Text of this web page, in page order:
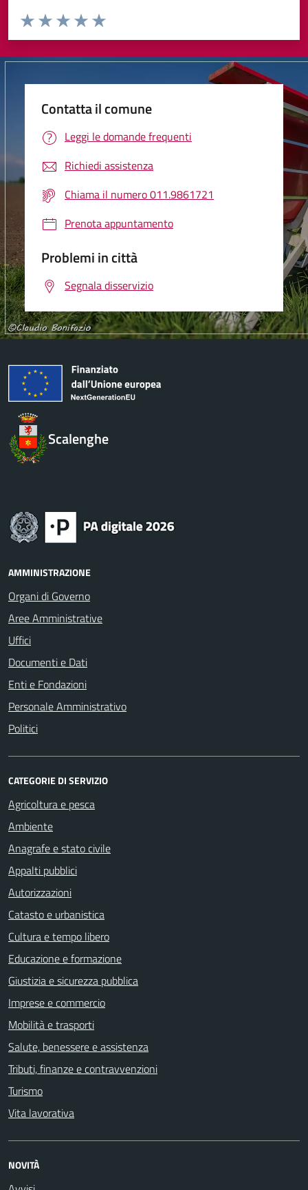
Valuta da 1 a 5 stelle la pagina
Valuta 5 stelle su 5
Valuta 4 stelle su 5
Valuta 3 stelle su 5
Valuta 2 stelle su 5
Valuta 1 stelle su 5
Contatta il comune
Leggi le domande frequenti
Richiedi assistenza
Chiama il numero 011.9861721
Prenota appuntamento
Problemi in città
Segnala disservizio
Scalenghe
AMMINISTRAZIONE
Organi di Governo
Aree Amministrative
Uffici
Documenti e Dati
Enti e Fondazioni
Personale Amministrativo
Politici
CATEGORIE DI SERVIZIO
Agricoltura e pesca
Ambiente
Anagrafe e stato civile
Appalti pubblici
Autorizzazioni
Catasto e urbanistica
Cultura e tempo libero
Educazione e formazione
Giustizia e sicurezza pubblica
Imprese e commercio
Mobilità e trasporti
Salute, benessere e assistenza
Tributi, finanze e contravvenzioni
Turismo
Vita lavorativa
NOVITÀ